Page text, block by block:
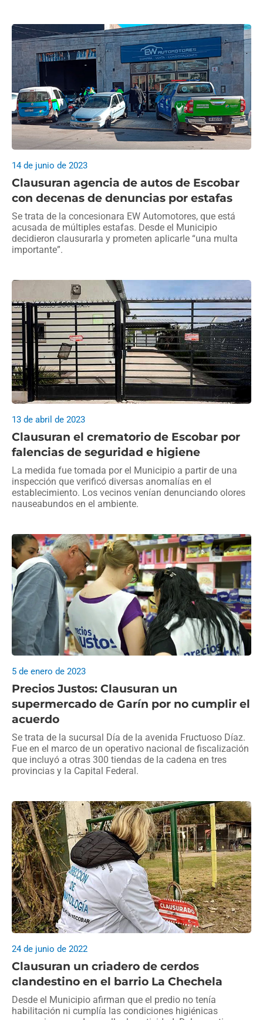
Clausuran agencia de autos de Escobar
con decenas de denuncias por estafas
14 de junio de 2023
Se trata de la concesionara EW Automotores, que está
acusada de múltiples estafas. Desde el Municipio
decidieron clausurarla y prometen aplicarle “una multa
importante”.
Clausuran el crematorio de Escobar por
falencias de seguridad e higiene
13 de abril de 2023
La medida fue tomada por el Municipio a partir de una
inspección que verificó diversas anomalías en el
establecimiento. Los vecinos venían denunciando olores
nauseabundos en el ambiente.
Precios Justos: Clausuran un
supermercado de Garín por no cumplir el
acuerdo
5 de enero de 2023
Se trata de la sucursal Día de la avenida Fructuoso Díaz.
Fue en el marco de un operativo nacional de fiscalización
que incluyó a otras 300 tiendas de la cadena en tres
provincias y la Capital Federal.
Clausuran un criadero de cerdos
clandestino en el barrio La Chechela
24 de junio de 2022
Desde el Municipio afirman que el predio no tenía
habilitación ni cumplía las condiciones higiénicas